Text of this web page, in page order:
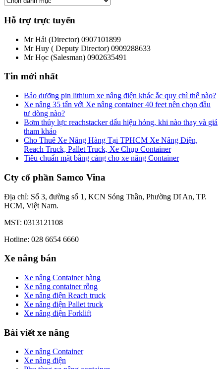
Hỗ trợ trực tuyến
Mr Hải (Director) 0907101899
Mr Huy ( Deputy Director) 0909288633
Mr Học (Salesman) 0902635491
Tin mới nhất
Bảo dưỡng pin lithium xe nâng điện khác ắc quy chì thế nào?
Xe nâng 35 tấn với Xe nâng container 40 feet nên chọn đầu
tư dòng nào?
Bơm thủy lực reachstacker dấu hiệu hỏng, khi nào thay và giá
tham khảo
Cho Thuê Xe Nâng Hàng Tại TPHCM Xe Nâng Điện,
Reach Truck, Pallet Truck, Xe Chụp Container
Tiêu chuẩn mặt bằng cảng cho xe nâng Container
Cty cổ phần Samco Vina
Địa chỉ: Số 3, đường số 1, KCN Sóng Thần, Phường Dĩ An, TP.
HCM, Việt Nam.
MST: 0313121108
Hotline: 028 6654 6660
Xe nâng bán
Xe nâng Container hàng
Xe nâng container rỗng
Xe nâng điện Reach truck
Xe nâng điện Pallet truck
Xe nâng điện Forklift
Bài viết xe nâng
Xe nâng Container
Xe nâng điện